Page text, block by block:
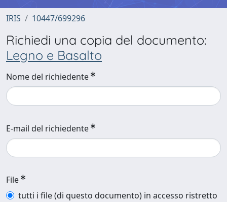
IRIS 10447/699296
Richiedi una copia del documento:
Legno e Basalto
Nome del richiedente
E-mail del richiedente
File
tutti i file (di questo documento) in accesso ristretto